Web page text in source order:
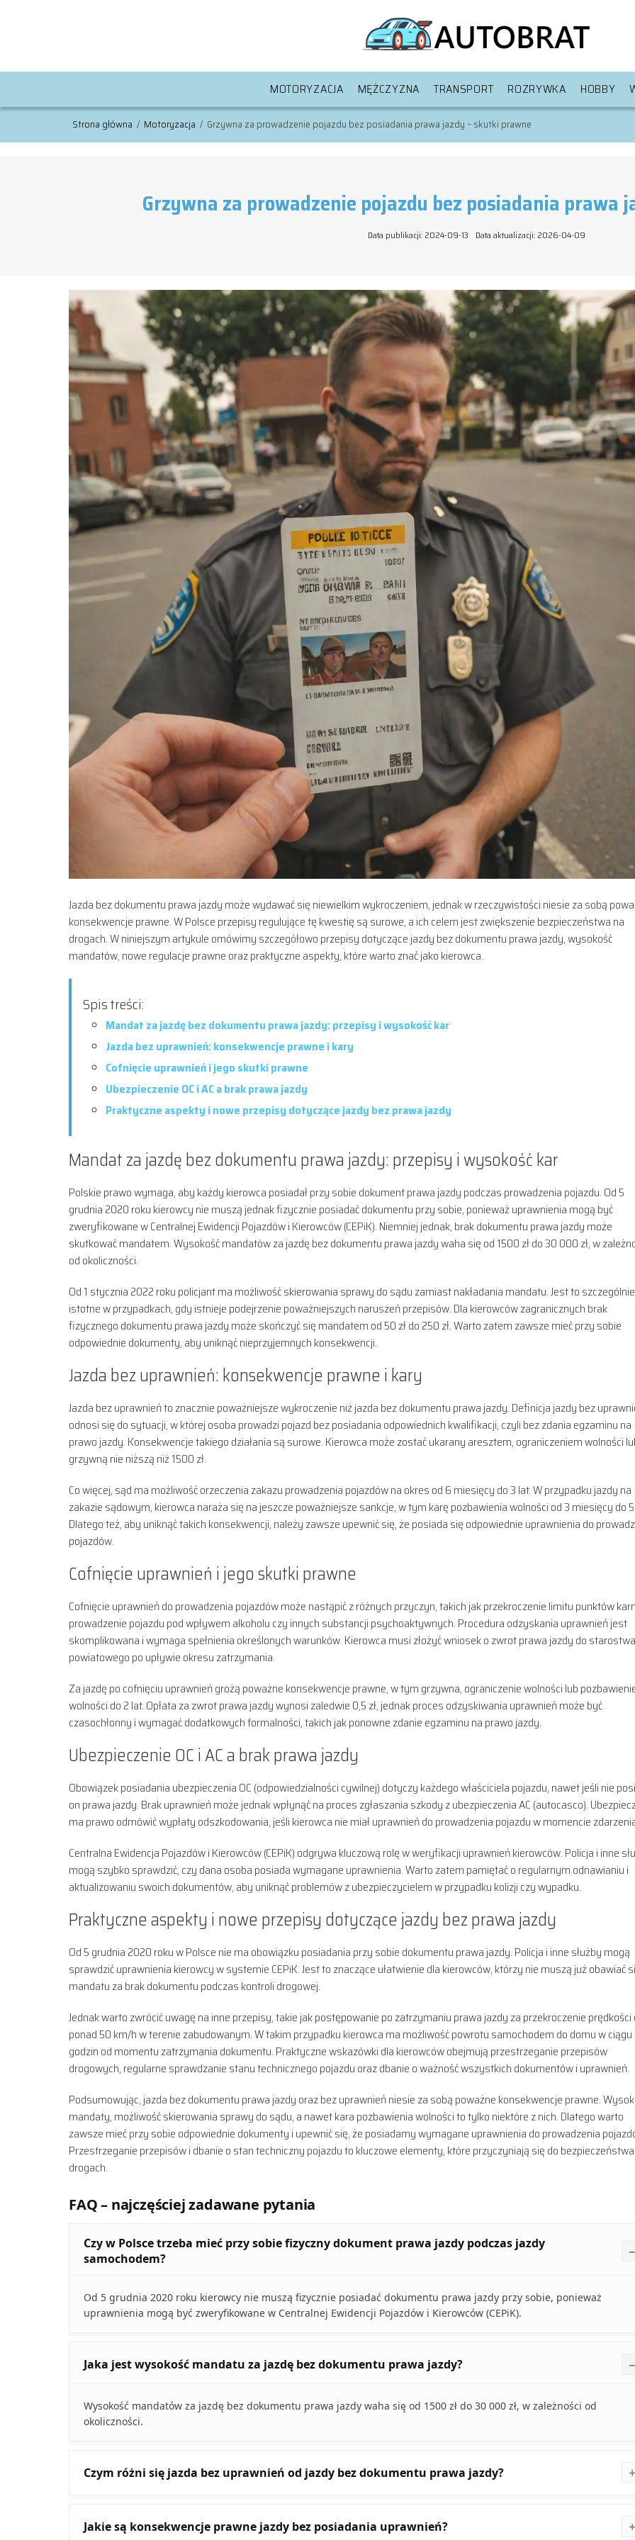
MOTORYZACJA MĘŻCZYZNA TRANSPORT ROZRYWKA HOBBY
Strona główna / Motoryzacja / Grzywna za prowadzenie pojazdu bez posiadania prawa jazdy – skutki prawne
Grzywna za prowadzenie pojazdu bez posiadania prawa
Data publikacji: 2024-09-13 Data aktualizacji: 2026-04-09
Jazda bez dokumentu prawa jazdy może wydawać się niewielkim wykroczeniem, jednak w rzeczywistości niesie za sobą
konsekwencje prawne. W Polsce przepisy regulujące tę kwestię są surowe, a ich celem jest zwiększenie bezpieczeństwa na
drogach. W niniejszym artykule omówimy szczegółowo przepisy dotyczące jazdy bez dokumentu prawa jazdy, wysokość
mandatów, nowe regulacje prawne oraz praktyczne aspekty, które warto znać jako kierowca.
Spis treści:
Mandat za jazdę bez dokumentu prawa jazdy: przepisy i wysokość kar
Jazda bez uprawnień: konsekwencje prawne i kary
Cofnięcie uprawnień i jego skutki prawne
Ubezpieczenie OC i AC a brak prawa jazdy
Praktyczne aspekty i nowe przepisy dotyczące jazdy bez prawa jazdy
Mandat za jazdę bez dokumentu prawa jazdy: przepisy i wysokość kar
Polskie prawo wymaga, aby każdy kierowca posiadał przy sobie dokument prawa jazdy podczas prowadzenia pojazdu. Od 5
grudnia 2020 roku kierowcy nie muszą jednak fizycznie posiadać dokumentu przy sobie, ponieważ uprawnienia mogą być
zweryfikowane w Centralnej Ewidencji Pojazdów i Kierowców (CEPiK). Niemniej jednak, brak dokumentu prawa jazdy może
skutkować mandatem. Wysokość mandatów za jazdę bez dokumentu prawa jazdy waha się od 1500 zł do 30 000 zł, w
od okoliczności.
Od 1 stycznia 2022 roku policjant ma możliwość skierowania sprawy do sądu zamiast nakładania mandatu. Jest to szczególnie
istotne w przypadkach, gdy istnieje podejrzenie poważniejszych naruszeń przepisów. Dla kierowców zagranicznych brak
fizycznego dokumentu prawa jazdy może skończyć się mandatem od 50 zł do 250 zł. Warto zatem zawsze mieć przy sobie
odpowiednie dokumenty, aby uniknąć nieprzyjemnych konsekwencji.
Jazda bez uprawnień: konsekwencje prawne i kary
Jazda bez uprawnień to znacznie poważniejsze wykroczenie niż jazda bez dokumentu prawa jazdy. Definicja jazdy bez
odnosi się do sytuacji, w której osoba prowadzi pojazd bez posiadania odpowiednich kwalifikacji, czyli bez zdania egzaminu na
prawo jazdy. Konsekwencje takiego działania są surowe. Kierowca może zostać ukarany aresztem, ograniczeniem wolności
grzywną nie niższą niż 1500 zł.
Co więcej, sąd ma możliwość orzeczenia zakazu prowadzenia pojazdów na okres od 6 miesięcy do 3 lat. W przypadku jazdy na
zakazie sądowym, kierowca naraża się na jeszcze poważniejsze sankcje, w tym karę pozbawienia wolności od 3 miesięcy do
Dlatego też, aby uniknąć takich konsekwencji, należy zawsze upewnić się, że posiada się odpowiednie uprawnienia do
pojazdów.
Cofnięcie uprawnień i jego skutki prawne
Cofnięcie uprawnień do prowadzenia pojazdów może nastąpić z różnych przyczyn, takich jak przekroczenie limitu punktów
prowadzenie pojazdu pod wpływem alkoholu czy innych substancji psychoaktywnych. Procedura odzyskania uprawnień jest
skomplikowana i wymaga spełnienia określonych warunków. Kierowca musi złożyć wniosek o zwrot prawa jazdy do starostwa
powiatowego po upływie okresu zatrzymania.
Za jazdę po cofnięciu uprawnień grożą poważne konsekwencje prawne, w tym grzywna, ograniczenie wolności lub
wolności do 2 lat. Opłata za zwrot prawa jazdy wynosi zaledwie 0,5 zł, jednak proces odzyskiwania uprawnień może być
czasochłonny i wymagać dodatkowych formalności, takich jak ponowne zdanie egzaminu na prawo jazdy.
Ubezpieczenie OC i AC a brak prawa jazdy
Obowiązek posiadania ubezpieczenia OC (odpowiedzialności cywilnej) dotyczy każdego właściciela pojazdu, nawet jeśli nie
on prawa jazdy. Brak uprawnień może jednak wpłynąć na proces zgłaszania szkody z ubezpieczenia AC (autocasco).
ma prawo odmówić wypłaty odszkodowania, jeśli kierowca nie miał uprawnień do prowadzenia pojazdu w momencie
Centralna Ewidencja Pojazdów i Kierowców (CEPiK) odgrywa kluczową rolę w weryfikacji uprawnień kierowców. Policja i inne
mogą szybko sprawdzić, czy dana osoba posiada wymagane uprawnienia. Warto zatem pamiętać o regularnym odnawianiu i
aktualizowaniu swoich dokumentów, aby uniknąć problemów z ubezpieczycielem w przypadku kolizji czy wypadku.
Praktyczne aspekty i nowe przepisy dotyczące jazdy bez prawa jazdy
Od 5 grudnia 2020 roku w Polsce nie ma obowiązku posiadania przy sobie dokumentu prawa jazdy. Policja i inne służby mogą
sprawdzić uprawnienia kierowcy w systemie CEPiK. Jest to znaczące ułatwienie dla kierowców, którzy nie muszą już obawiać
mandatu za brak dokumentu podczas kontroli drogowej.
Jednak warto zwrócić uwagę na inne przepisy, takie jak postępowanie po zatrzymaniu prawa jazdy za przekroczenie prędkości
ponad 50 km/h w terenie zabudowanym. W takim przypadku kierowca ma możliwość powrotu samochodem do domu w
godzin od momentu zatrzymania dokumentu. Praktyczne wskazówki dla kierowców obejmują przestrzeganie przepisów
drogowych, regularne sprawdzanie stanu technicznego pojazdu oraz dbanie o ważność wszystkich dokumentów i uprawnień.
Podsumowując, jazda bez dokumentu prawa jazdy oraz bez uprawnień niesie za sobą poważne konsekwencje prawne.
mandaty, możliwość skierowania sprawy do sądu, a nawet kara pozbawienia wolności to tylko niektóre z nich. Dlatego warto
zawsze mieć przy sobie odpowiednie dokumenty i upewnić się, że posiadamy wymagane uprawnienia do prowadzenia
Przestrzeganie przepisów i dbanie o stan techniczny pojazdu to kluczowe elementy, które przyczyniają się do
drogach.
FAQ – najczęściej zadawane pytania
Czy w Polsce trzeba mieć przy sobie fizyczny dokument prawa jazdy podczas jazdy
samochodem?
Od 5 grudnia 2020 roku kierowcy nie muszą fizycznie posiadać dokumentu prawa jazdy przy sobie, ponieważ
uprawnienia mogą być zweryfikowane w Centralnej Ewidencji Pojazdów i Kierowców (CEPiK).
Jaka jest wysokość mandatu za jazdę bez dokumentu prawa jazdy?
Wysokość mandatów za jazdę bez dokumentu prawa jazdy waha się od 1500 zł do 30 000 zł, w zależności od
okoliczności.
Czym różni się jazda bez uprawnień od jazdy bez dokumentu prawa jazdy?
Jakie są konsekwencje prawne jazdy bez posiadania uprawnień?